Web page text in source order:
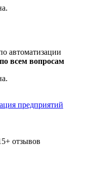
автоматизации
всем вопросам
предприятий
отзывов